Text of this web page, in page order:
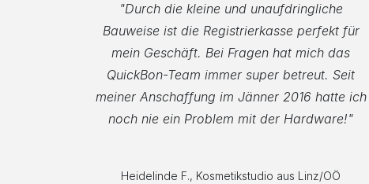
"Durch die kleine und unaufdringliche
Bauweise ist die Registrierkasse perfekt für
mein Geschäft. Bei Fragen hat mich das
QuickBon-Team immer super betreut. Seit
meiner Anschaffung im Jänner 2016 hatte ich
noch nie ein Problem mit der Hardware!"
Heidelinde F., Kosmetikstudio aus Linz/OÖ